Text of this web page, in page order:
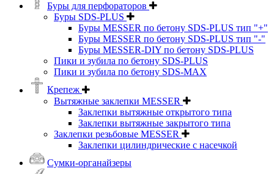
Буры для перфораторов
Буры SDS-PLUS
Буры MESSER по бетону SDS-PLUS тип "+"
Буры MESSER по бетону SDS-PLUS тип "-"
Буры MESSER-DIY по бетону SDS-PLUS
Пики и зубила по бетону SDS-PLUS
Пики и зубила по бетону SDS-MAX
Крепеж
Вытяжные заклепки MESSER
Заклепки вытяжные открытого типа
Заклепки вытяжные закрытого типа
Заклепки резьбовые MESSER
Заклепки цилиндрические с насечкой
Сумки-органайзеры